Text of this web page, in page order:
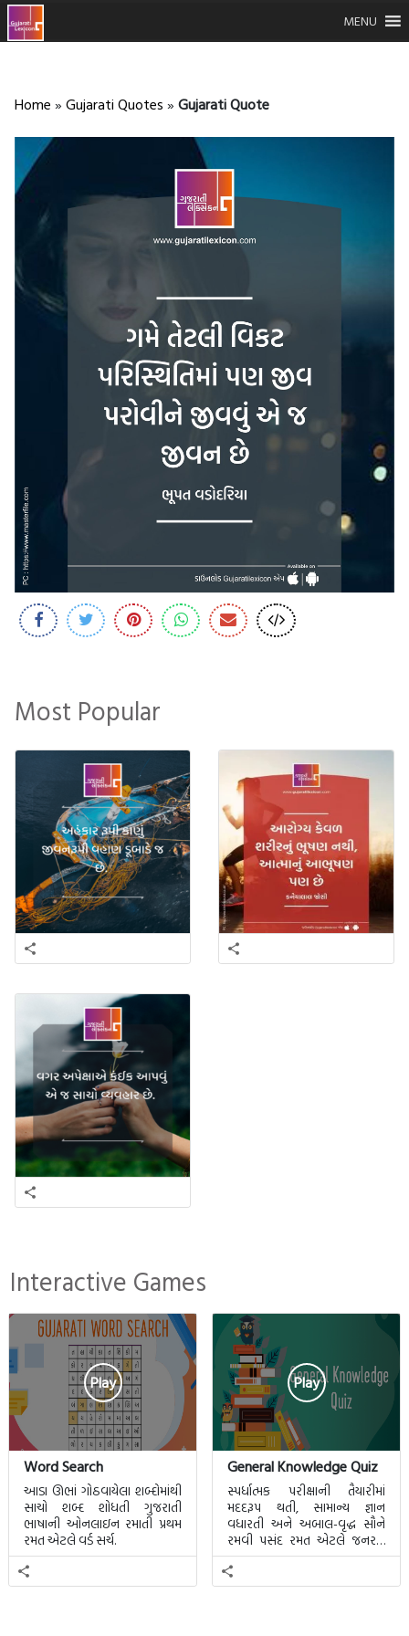
MENU
Home » Gujarati Quotes » Gujarati Quote
Most Popular
Interactive Games
Play
Word Search
આડા ઊભાં ગોઠવાયેલા શબ્દોમાંથી
સાચો શબ્દ શોધતી ગુજરાતી
ભાષાની ઓનલાઇન રમાતી પ્રથમ
રમત એટલે વર્ડ સર્ચ.
Play
General Knowledge Quiz
સ્પર્ધાત્મક પરીક્ષાની તૈયારીમાં
મદદરૂપ થતી, સામાન્ય જ્ઞાન
વધારતી અને અબાલ-વૃદ્ધ સૌને
રમવી પસંદ રમત એટલે જનરલ
નોલેજ ક્વિઝ.